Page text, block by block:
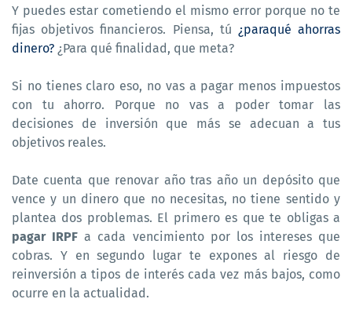
Y puedes estar cometiendo el mismo error porque no te
fijas objetivos financieros. Piensa, tú ¿paraqué ahorras
dinero? ¿Para qué finalidad, que meta?
Si no tienes claro eso, no vas a pagar menos impuestos
con tu ahorro. Porque no vas a poder tomar las
decisiones de inversión que más se adecuan a tus
objetivos reales.
Date cuenta que renovar año tras año un depósito que
vence y un dinero que no necesitas, no tiene sentido y
plantea dos problemas. El primero es que te obligas a
pagar IRPF a cada vencimiento por los intereses que
cobras. Y en segundo lugar te expones al riesgo de
reinversión a tipos de interés cada vez más bajos, como
ocurre en la actualidad.